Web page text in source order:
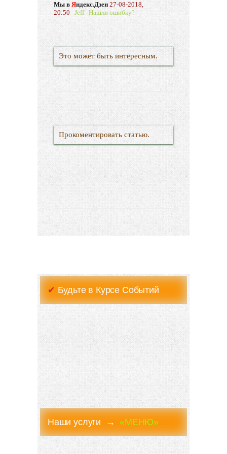
Мы в Яндекс.Дзен27-08-2018,
20:50 Jeff Нашли ошибку?
Это может быть интересным.
Прокоментировать статью.
✔ Будьте в Курсе Событий
Наши услуги → «МЕНЮ»